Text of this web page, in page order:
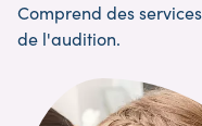
Comprend des
de l'audition.